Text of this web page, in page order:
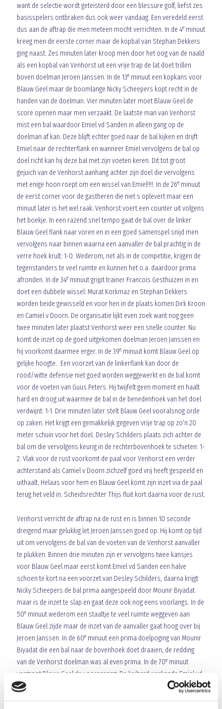
want de selectie wordt geteisterd door een blessure golf, liefst zes
basisspelers ontbraken dus ook weer vandaag. Een veredeld eerst
dus aan de aftrap die men meteen mocht verrichten. In de 4eminuut
kreeg men de eerste corner maar de kopbal van Stephan Dekkers
ging naast. Zes minuten later kroop men door het oog van de naald
als een kopbal van Venhorst uit een vrije trap de lat doet trillen
boven doelman Jeroen Janssen. In de 13eminuut een kopkans voor
Blauw Geel maar de boomlange Nicky Scheepers kopt recht in de
handen van de doelman. Vier minuten later moet Blauw Geel de
score openen maar men verzaakt. De laatste man van Venhorst
mist een bal waardoor Emiel vd Sanden in alleen gang op de
doelman af kan. Deze blijft echter goed naar de bal kijken en drijft
Emiel naar de rechterflank en wanneer Emiel vervolgens de bal op
doel richt kan hij deze bal met zijn voeten keren. Dit tot groot
gejuich van de Venhorst aanhang achter zijn doel die vervolgens
met enige hoon roept om een wissel van Emiel!!!!. In de 26eminuut
de eerst corner voor de gastheren die niet s oplevert maar een
minuut later is het wel raak. Venhorst voert een counter uit volgens
het boekje. In een razend snel tempo gaat de bal over de linker
Blauw Geel flank naar voren en in een goed samenspel snijd men
vervolgens naar binnen waarna een aanvaller de bal prachtig in de
verre hoek krult: 1-0. Wederom, net als in de competitie, krijgen de
tegenstanders te veel ruimte en kunnen het o.a. daardoor prima
afronden. In de 34eminuut grijpt trainer Francois Gesthuizen in en
doet een dubbele wissel: Murat Korkmaz en Stephan Dekkers
worden beide gewisseld en voor hen in de plaats komen Dirk Kroon
en Camiel v Doorn. De organisatie lijkt even zoek want nog geen
twee minuten later plaatst Venhorst weer een snelle counter. Nu
komt de inzet op de goed uitgekomen doelman Jeroen Janssen en
hij voorkomt daarmee erger. In de 39eminuut komt Blauw Geel op
gelijke hoogte. Een voorzet van de linkerflank kan door de
rood/witte defensie niet goed worden weggewerkt en de bal komt
voor de voeten van Guus Peters. Hij twijfelt geen moment en haalt
hard en droog uit waarmee de bal in de benedenhoek van het doel
verdwijnt: 1-1. Drie minuten later stelt Blauw Geel vooralsnog orde
op zaken. Het krijgt een gemakkelijk gegeven vrije trap op zo’n 20
meter schuin voor het doel. Desley Schilders plaats zich achter de
bal om die vervolgens keurig in de rechterbovenhoek te schieten: 1-
2. Vlak voor de rust voorkomt de paal voor Venhorst een verder
achterstand als Camiel v Doorn zichzelf goed vrij heeft gespeeld en
uithaalt. Helaas voor hem en Blauw Geel komt zijn inzet via de paal
terug het veld in. Scheidsrechter Thijs fluit kort daarna voor de rust.
Venhorst verricht de aftrap na de rust en is binnen 10 seconde
dreigend maar gelukkig let Jeroen Janssen goed op. Hij komt op tijd
uit om vervolgens de bal van de voeten van de Venhorst aanvaller
te plukken. Binnen drie minuten zijn er vervolgens twee kansjes
voor Blauw Geel maar eerst komt Emiel vd Sanden een halve
schoen te kort na een voorzet van Desley Schilders, daarna krijgt
Nicky Scheepers de bal prima aangespeeld door Mounir Biyadat
maar is de inzet te slap en gaat deze ook nog eens voorlangs. In de
50eminuut wederom een staaltje te veel ruimte weggeven aan
Blauw Geel zijde maar de inzet van de aanvaller gaat hoog over bij
Jeroen Janssen. In de 60eminuut een prima doelpoging van Mounir
Biyadat die een bal naar de bovenhoek doet draaien, de redding
van de Venhorst doelman was al even prima. In de 70eminuut
vergroot Blauw Geel de voorsprong. De keihard werkende Emiel vd
Sanden verovert de bal in het vijandelijke strafschop gebied waarna